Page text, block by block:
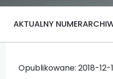
AKTUALNY NUMER
Opublikowane: 2018-12-